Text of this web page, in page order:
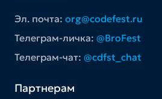
Эл. почта: org@codefest.ru
Телеграм-личка: @BroFest
Телеграм-чат: @cdfst_chat
Партнерам